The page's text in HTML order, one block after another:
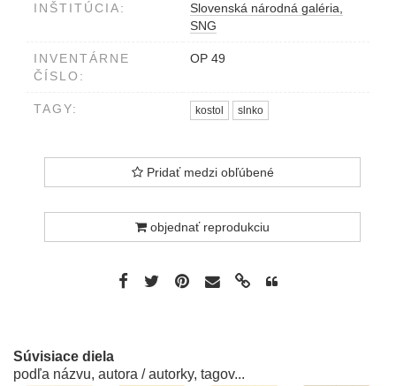
INŠTITÚCIA:
Slovenská národná galéria,
SNG
INVENTÁRNE
ČÍSLO:
OP 49
TAGY: kostol slnko
Pridať medzi obľúbené
objednať reprodukciu
Súvisiace diela
podľa názvu, autora / autorky, tagov...